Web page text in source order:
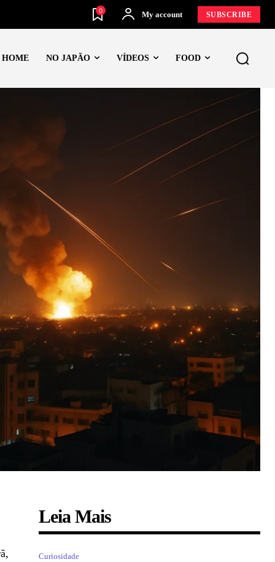
0 My account SUBSCRIBE
HOME NO JAPÃO VÍDEOS FOOD
Leia Mais
Curiosidade